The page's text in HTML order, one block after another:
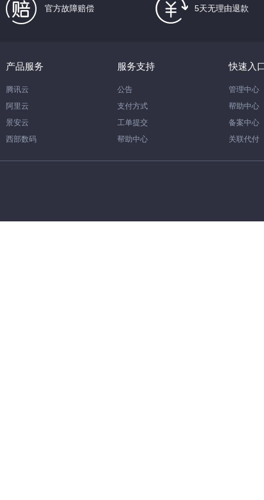
官方故障赔偿 5天无理由退款
产品服务
腾讯云
阿里云
景安云
西部数码
服务支持
公告
支付方式
工单提交
帮助中心
快速入
管理中心
帮助中心
备案中心
关联代付